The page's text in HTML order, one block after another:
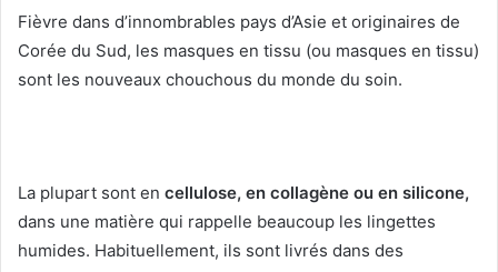
Fièvre dans d’innombrables pays d’Asie et originaires de
Corée du Sud, les masques en tissu (ou masques en tissu)
sont les nouveaux chouchous du monde du soin.
La plupart sont en cellulose, en collagène ou en silicone,
dans une matière qui rappelle beaucoup les lingettes
humides. Habituellement, ils sont livrés dans des